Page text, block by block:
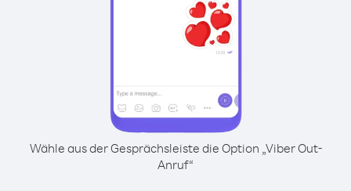
Wähle aus der Gesprächsleiste die Option „Viber Out-
Anruf“